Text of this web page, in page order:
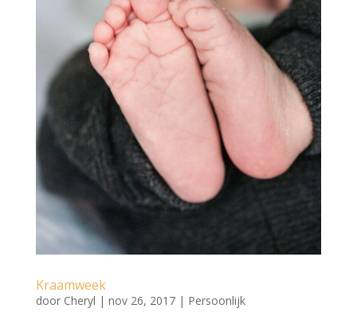
Kraamweek
door Cheryl | nov 26, 2017| Persoonlijk